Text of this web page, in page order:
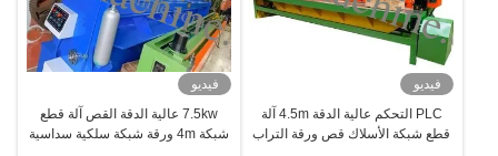
فيديو
PLC التحكم عالية الدقة 4.5m آلة
قطع شبكة الأسلاك قص ورقة التراب
فيديو
7.5kw عالية الدقة القص آلة قطع
شبكة 4m ورقة شبكة سلكية سداسية